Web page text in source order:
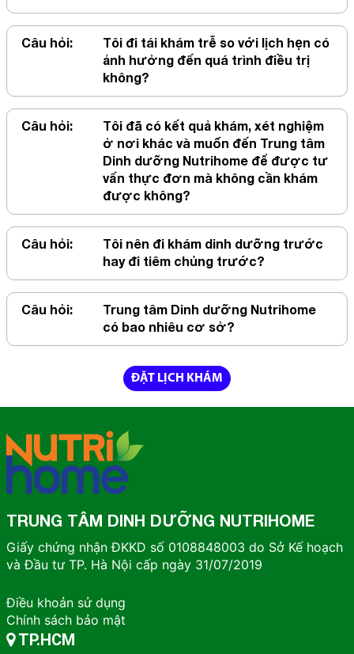
Câu hỏi:
Tôi đi tái khám trễ so với lịch hẹn có
ảnh hưởng đến quá trình điều trị
không?
Câu hỏi:
Tôi đã có kết quả khám, xét nghiệm
ở nơi khác và muốn đến Trung tâm
Dinh dưỡng Nutrihome để được tư
vấn thực đơn mà không cần khám
được không?
Câu hỏi:
Tôi nên đi khám dinh dưỡng trước
hay đi tiêm chủng trước?
Câu hỏi:
Trung tâm Dinh dưỡng Nutrihome
có bao nhiêu cơ sở?
ĐẶT LỊCH KHÁM
TRUNG TÂM DINH DƯỠNG NUTRIHOME
Giấy chứng nhận ĐKKD số 0108848003 do Sở Kế hoạch
và Đầu tư TP. Hà Nội cấp ngày 31/07/2019
Điều khoản sử dụng
Chính sách bảo mật
TP.HCM